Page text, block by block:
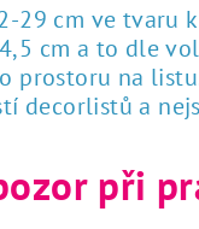
29 cm ve tvaru
cm a to dle
prostoru na
decorlistů a
při